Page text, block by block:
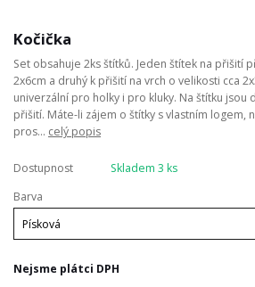
Kočička
Set obsahuje 2ks štítků. Jeden štítek na přišití
2x6cm a druhý k přišití na vrch o velikosti cca
univerzální pro holky i pro kluky. Na štítku jsou
přišití. Máte-li zájem o štítky s vlastním logem,
pros... celý popis
Dostupnost
Skladem 3 ks
Barva
Nejsme plátci DPH